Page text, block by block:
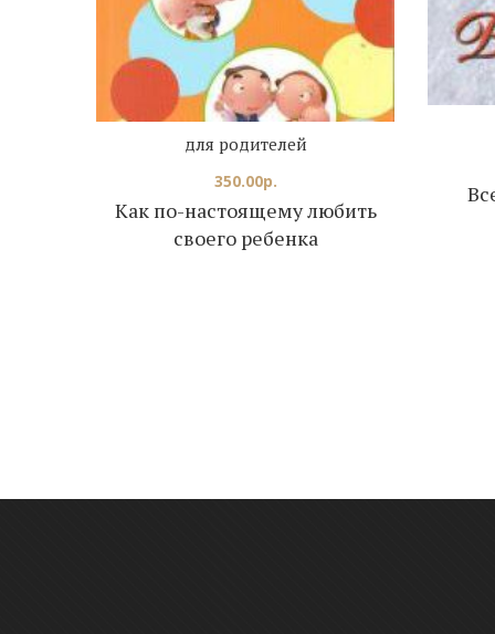
Как по-настоящему любить
своего ребенка
для родителей
350.00р.